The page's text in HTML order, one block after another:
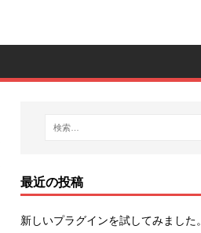
最近の投稿
新しいプラグインを試してみました。